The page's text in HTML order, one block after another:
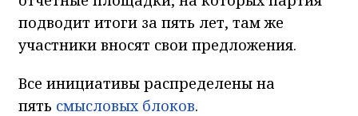
подводит итоги за пять лет, там же
участники вносят свои предложения.
Все инициативы распределены на
пять смысловых блоков.